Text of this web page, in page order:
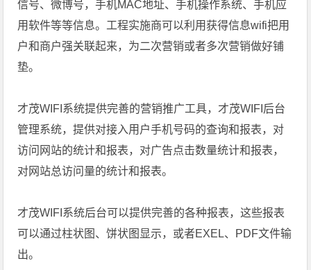
信号、微博号，手机MAC地址、手机操作系统、手机应
用软件等等信息。工程实施商可以利用获得信息wifi把用
户和商户强关联起来，为二次营销或者多次营销做好铺
垫。
才茂WIFI系统提供完善的营销推广工具，才茂WIFI后台
管理系统，提供对接入用户手机号码的查询和报表，对
访问网站的统计和报表，对广告点击数量统计和报表，
对网站总访问量的统计和报表。
才茂WIFI系统后台可以提供完善的各种报表，这些报表
可以通过柱状图、饼状图显示，或者EXEL、PDF文件输
出。